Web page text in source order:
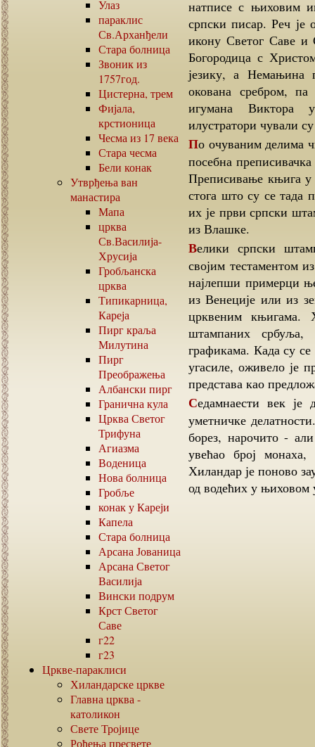
Улаз
параклис
Св.Арханђели
Стара болница
Звоник из
1757год.
Цистерна, трем
Фијала,
крстионица
Чесма из 17 века
Стара чесма
Бели конак
Утврђења ван
манастира
Мапа
црква
Св.Василија-
Хрусија
Гробљанска
црква
Типикарница,
Кареја
Пирг краља
Милутина
Пирг
Преображења
Албански пирг
Гранична кула
Црква Светог
Трифуна
Агиазма
Воденица
Нова болница
Гробље
конак у Кареји
Капела
Стара болница
Арсана Јованица
Арсана Светог
Василија
Вински подрум
Крст Светог
Саве
г22
г23
Цркве-параклиси
Хиландарске цркве
Главна црква -
католикон
Свете Тројице
Рођења пресвете
натписе с њиховим
српски писар. Реч је
икону Светог Саве и
Богородица с
језику, а Немањина
окована сребром,
игумана Виктора
илустратори чували
По очуваним делима чини се да је у манастиру у XVII веку постојала
посебна
Преписивање књига у
стога што су се тада
их је први српски
из Влашке.
Велики српски штампар из Венеције, војвода Божидар Вуковић,
својим тестаментом
најлепши примерци
из Венеције или из
црквеним књигама.
штампаних србуља,
графикама. Када су
угасиле, оживело је
представа као
Седамнаести век је доба поновног успона Хиландара и расцвата
уметничке
борез, нарочито -
увећао број
Хиландар је поново
од водећих у њиховом